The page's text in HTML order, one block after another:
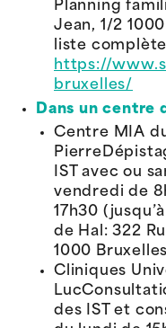
Planning
Jean, 1/2
liste
https://
bruxelles/
Dans un centre
Centre MIA
IST avec ou
vendredi de
17h30
de Hal: 322
1000
Cliniques
des IST et